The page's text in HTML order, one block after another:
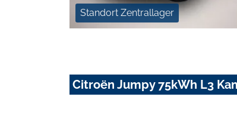
Standort Zentrallager
Citroën Jumpy 75kWh L3